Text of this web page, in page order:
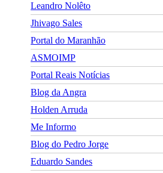
Leandro Nolêto
Jhivago Sales
Portal do Maranhão
ASMOIMP
Portal Reais Notí­cias
Blog da Angra
Holden Arruda
Me Informo
Blog do Pedro Jorge
Eduardo Sandes